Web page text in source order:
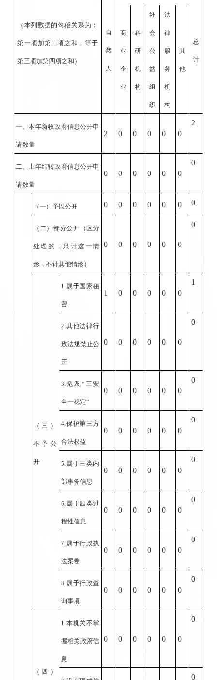
（本列数据的勾稽关系为：
第一项加第二项之和，等于
第三项加第四项之和）
自
然
人
总
计
商
业
企
业
科
研
机
构
社
会
公
益
组
织
法
律
服
务
机
构
其
他
一、本年新收政府信息公开申
请数量
2 0 0 0 0 0
2
二、上年结转政府信息公开申
请数量
0 0 0 0 0 0
0
（一）予以公开 0 0 0 0 0 0 0
（二）部分公开 （区分
处理的，只计这一情
形，不计其他情形）
0 0 0 0 0 0
0
（三）
不予公
开
1. 属于国家秘
密
1 0 0 0 0 0
1
2. 其他法律行
政法规禁止公
开
0 0 0 0 0 0
0
3. 危及 “ 三安
全一稳定”
0 0 0 0 0 0
0
4. 保护第三方
合法权益
0 0 0 0 0 0
0
5. 属于三类内
部事务信息
0 0 0 0 0 0
0
6. 属于四类过
程性信息
0 0 0 0 0 0
0
7. 属于行政执
法案卷
0 0 0 0 0 0
0
8. 属于行政查
询事项
0 0 0 0 0 0
0
（四）
1. 本机关不掌
握相关政府信
息
0 0 0 0 0 0
0
0